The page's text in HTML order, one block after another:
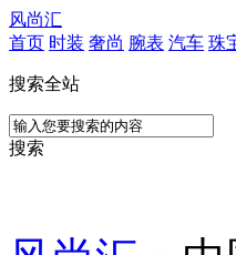
风尚汇
首页 时装 奢尚 腕表 汽车 珠
搜索全站
搜索